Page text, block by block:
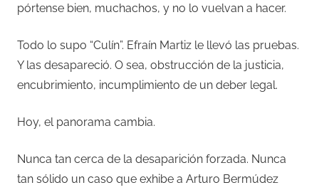
pórtense bien, muchachos, y no lo vuelvan a hacer.
Todo lo supo “Culín”. Efraín Martiz le llevó las pruebas.
Y las desapareció. O sea, obstrucción de la justicia,
encubrimiento, incumplimiento de un deber legal.
Hoy, el panorama cambia.
Nunca tan cerca de la desaparición forzada. Nunca
tan sólido un caso que exhibe a Arturo Bermúdez